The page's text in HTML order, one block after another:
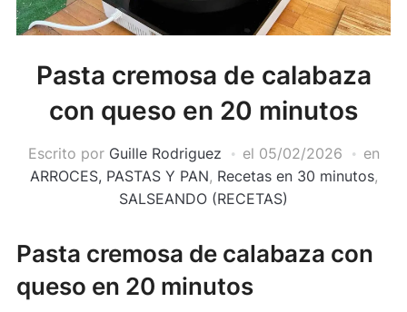
Pasta cremosa de calabaza
con queso en 20 minutos
Escrito por Guille Rodriguez el 05/02/2026
en
ARROCES, PASTAS Y PAN, Recetas en 30 minutos,
SALSEANDO (RECETAS)
Pasta cremosa de calabaza con
queso en 20 minutos